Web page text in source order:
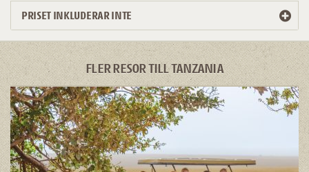
PRISET INKLUDERAR INTE
FLER RESOR TILL TANZANIA